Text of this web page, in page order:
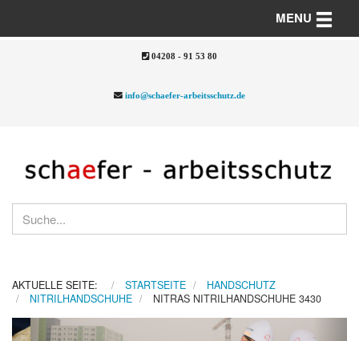
04208 - 91 53 80
info@schaefer-arbeitsschutz.de
MENU Toggle
AKTUELLE SEITE: STARTSEITE
HANDSCHUTZ
NITRILHANDSCHUHE
NITRAS NITRILHANDSCHUHE 3430
Previous